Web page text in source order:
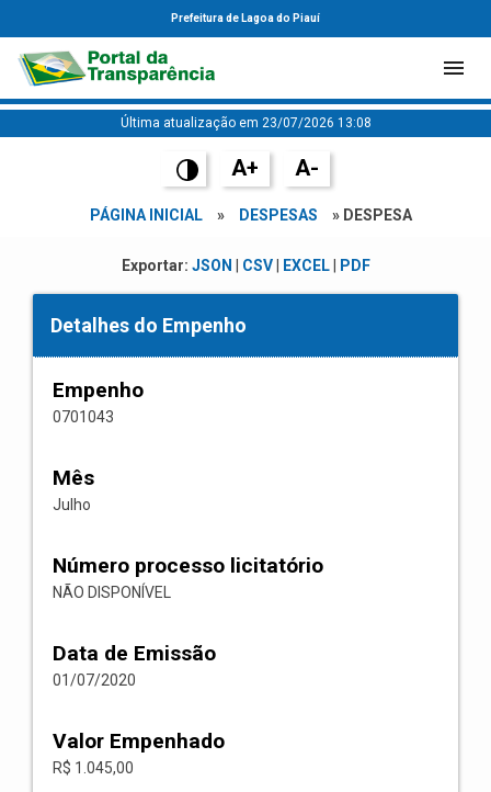
Prefeitura de Lagoa do Piauí
Última atualização em 23/07/2026 13:08
A+ A-
PÁGINA INICIAL » DESPESAS » DESPESA
Exportar: JSON CSV| EXCEL| PDF
Detalhes do Empenho
Empenho
0701043
Mês
Julho
Número processo licitatório
NÃO DISPONÍVEL
Data de Emissão
01/07/2020
Valor Empenhado
R$ 1.045,00